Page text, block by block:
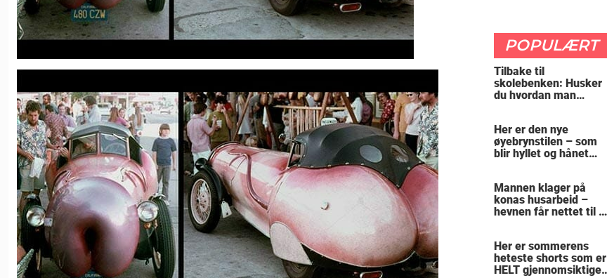
POPULÆRT
Tilbake til
skolebenken: Husker
du hvordan man
Her er den nye
øyebrynstilen – som
blir hyllet og hånet
Mannen klager på
konas husarbeid –
hevnen får nettet til å
Her er sommerens
heteste shorts som er
HELT gjennomsiktige